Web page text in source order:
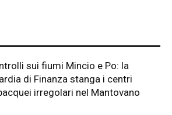
sui fiumi Mincio e Po: la
di Finanza stanga i centri
irregolari nel Mantovano